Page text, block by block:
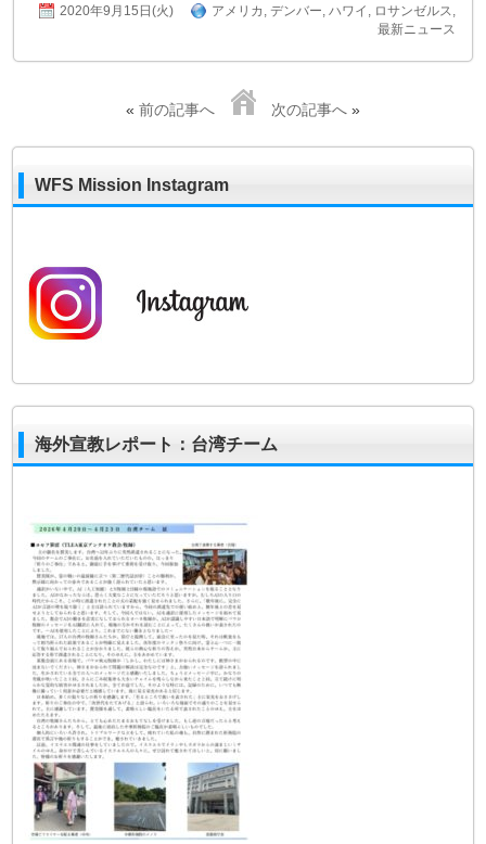
2020年9月15日(火) アメリカ , デンバー, ハワイ , ロサンゼルス,
最新ニュース
« 前の記事へ 次の記事へ»
WFS Mission Instagram
海外宣教レポート：台湾チーム